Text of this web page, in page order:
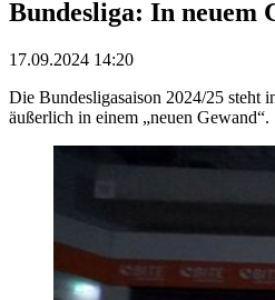
Bundesliga: In neuem
17.09.2024 14:20
Die Bundesligasaison 2024/25 steht
äußerlich in einem „neuen Gewand“.